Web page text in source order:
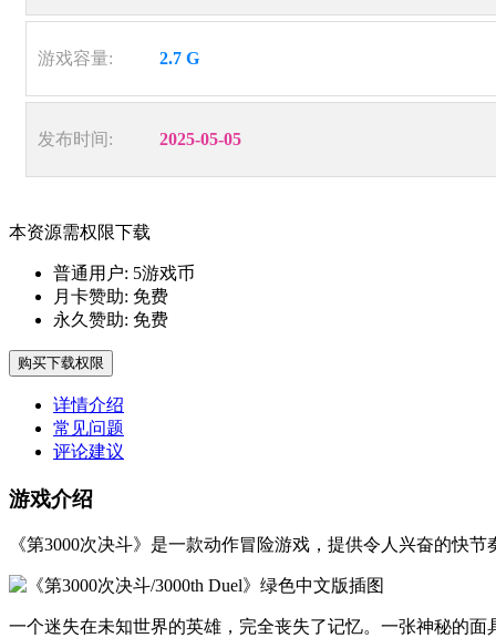
游戏容量: 2.7 G
发布时间: 2025-05-05
本资源需权限下载
普通用户: 5游戏币
月卡赞助: 免费
永久赞助: 免费
购买下载权限
详情介绍
常见问题
评论建议
游戏介绍
《第3000次决斗》是一款动作冒险游戏，提供令人兴奋的快
一个迷失在未知世界的英雄，完全丧失了记忆。一张神秘的